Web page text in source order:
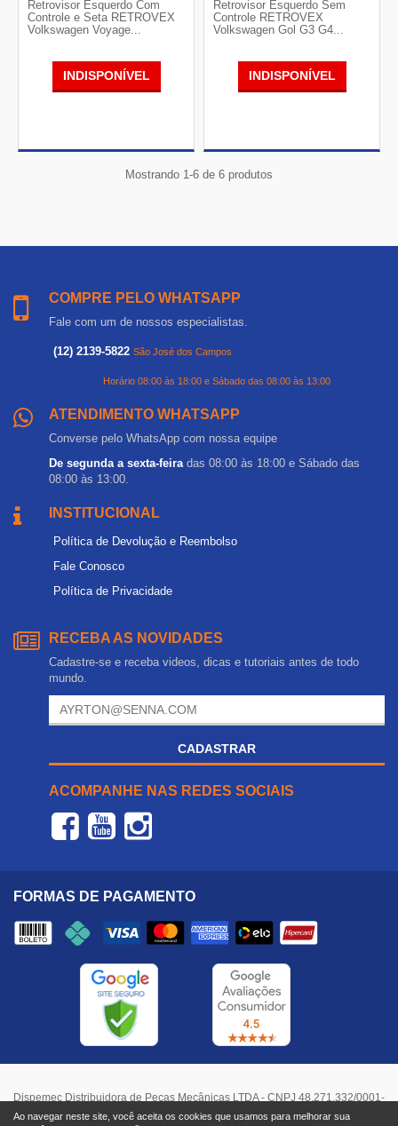
Retrovisor Esquerdo Com
Controle e Seta RETROVEX
Volkswagen Voyage...
INDISPONÍVEL
Retrovisor Esquerdo Sem
Controle RETROVEX
Volkswagen Gol G3 G4...
INDISPONÍVEL
Mostrando 1-6 de 6 produtos
COMPRE PELO WHATSAPP
Fale com um de nossos especialistas.
(12) 2139-5822 São José dos Campos
Horário 08:00 às 18:00 e Sábado das 08:00 às 13:00
ATENDIMENTO WHATSAPP
Converse pelo WhatsApp com nossa equipe
De segunda a sexta-feiradas 08:00 às 18:00 e Sábado das
08:00 às 13:00.
INSTITUCIONAL
Política de Devolução e Reembolso
Fale Conosco
Política de Privacidade
RECEBA AS NOVIDADES
Cadastre-se e receba videos, dicas e tutoriais antes de todo
mundo.
CADASTRAR
ACOMPANHE NAS REDES SOCIAIS
FORMAS DE PAGAMENTO
Dispemec Distribuidora de Peças Mecânicas LTDA - CNPJ 48.271.332/0001-
37 - Rua Paraibuna, nº 640, Jardim São Dimas - São José dos Campos, SP
Ao navegar neste site, você aceita os cookies que usamos para melhorar sua